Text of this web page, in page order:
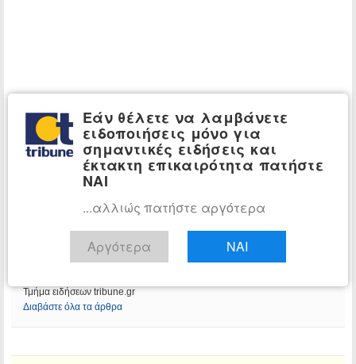
Τμήμα ειδήσεων tribune.gr
Διαβάστε όλα τα άρθρα
Εάν θέλετε να λαμβάνετε
ειδοποιήσεις μόνο για
σημαντικές ειδήσεις και
έκτακτη επικαιρότητα πατήστε
ΝΑΙ
...αλλιώς πατήστε αργότερα
Αργότερα ΝΑΙ